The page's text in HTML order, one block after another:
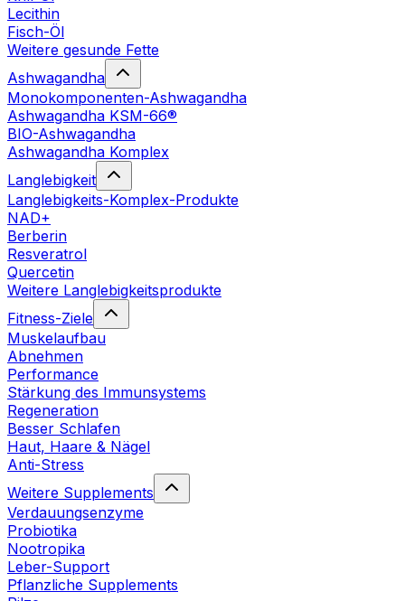
Lecithin
Fisch-Öl
Weitere gesunde Fette
Ashwagandha
Monokomponenten-Ashwagandha
Ashwagandha KSM-66®
BIO-Ashwagandha
Ashwagandha Komplex
Langlebigkeit
Langlebigkeits-Komplex-Produkte
NAD+
Berberin
Resveratrol
Quercetin
Weitere Langlebigkeitsprodukte
Fitness-Ziele
Muskelaufbau
Abnehmen
Performance
Stärkung des Immunsystems
Regeneration
Besser Schlafen
Haut, Haare & Nägel
Anti-Stress
Weitere Supplements
Verdauungsenzyme
Probiotika
Nootropika
Leber-Support
Pflanzliche Supplements